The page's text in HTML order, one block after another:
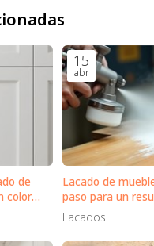
de
color
15
abr
Lacado de
paso para un
calidad
Lacados